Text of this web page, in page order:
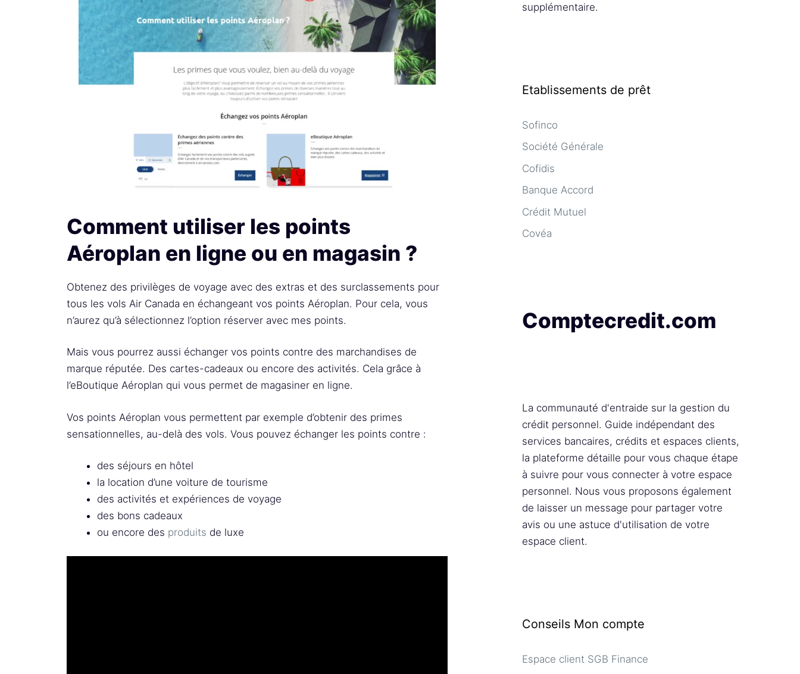
Comment utiliser les points
Aéroplan en ligne ou en magasin ?
Obtenez des privilèges de voyage avec des extras et des surclassements pour
tous les vols Air Canada en échangeant vos points Aéroplan. Pour cela, vous
n’aurez qu’à sélectionnez l’option réserver avec mes points.
Mais vous pourrez aussi échanger vos points contre des marchandises de
marque réputée. Des cartes-cadeaux ou encore des activités. Cela grâce à
l’eBoutique Aéroplan qui vous permet de magasiner en ligne.
Vos points Aéroplan vous permettent par exemple d’obtenir des primes
sensationnelles, au-delà des vols. Vous pouvez échanger les points contre :
des séjours en hôtel
la location d’une voiture de tourisme
des activités et expériences de voyage
des bons cadeaux
ou encore des produits de luxe
supplémentaire.
Etablissements de prêt
Sofinco
Société Générale
Cofidis
Banque Accord
Crédit Mutuel
Covéa
Comptecredit.com
La communauté d'entraide sur la gestion du
crédit personnel. Guide indépendant des
services bancaires, crédits et espaces clients,
la plateforme détaille pour vous chaque étape
à suivre pour vous connecter à votre espace
personnel. Nous vous proposons également
de laisser un message pour partager votre
avis ou une astuce d'utilisation de votre
espace client.
Conseils Mon compte
Espace client SGB Finance